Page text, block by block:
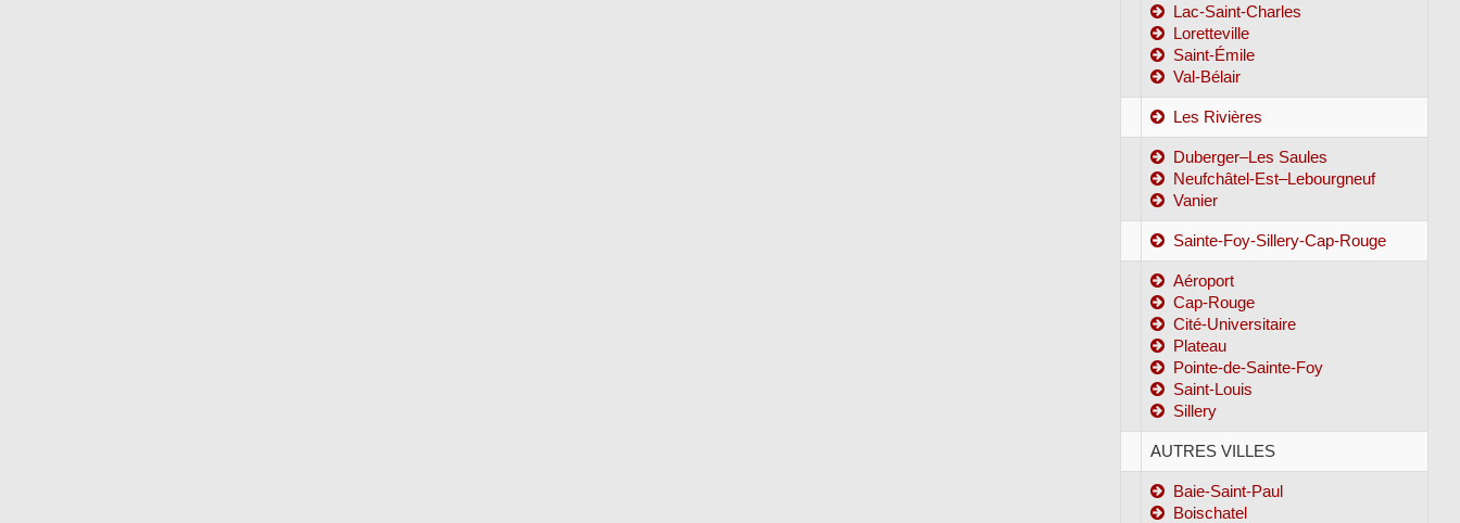
Lac-Saint-Charles
Loretteville
Saint-Émile
Val-Bélair
Les Rivières
Duberger–Les Saules
Neufchâtel-Est–Lebourgneuf
Vanier
Sainte-Foy-Sillery-Cap-Rouge
Aéroport
Cap-Rouge
Cité-Universitaire
Plateau
Pointe-de-Sainte-Foy
Saint-Louis
Sillery
AUTRES VILLES
Baie-Saint-Paul
Boischatel